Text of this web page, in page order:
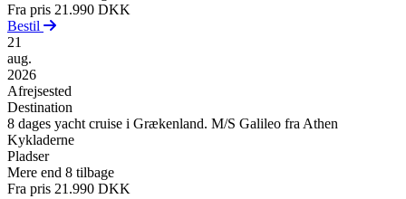
Fra pris 21.990 DKK
Bestil
21
aug.
2026
Afrejsested
Destination
8 dages yacht cruise i Grækenland. M/S Galileo fra Athen
Kykladerne
Pladser
Mere end 8 tilbage
Fra pris 21.990 DKK